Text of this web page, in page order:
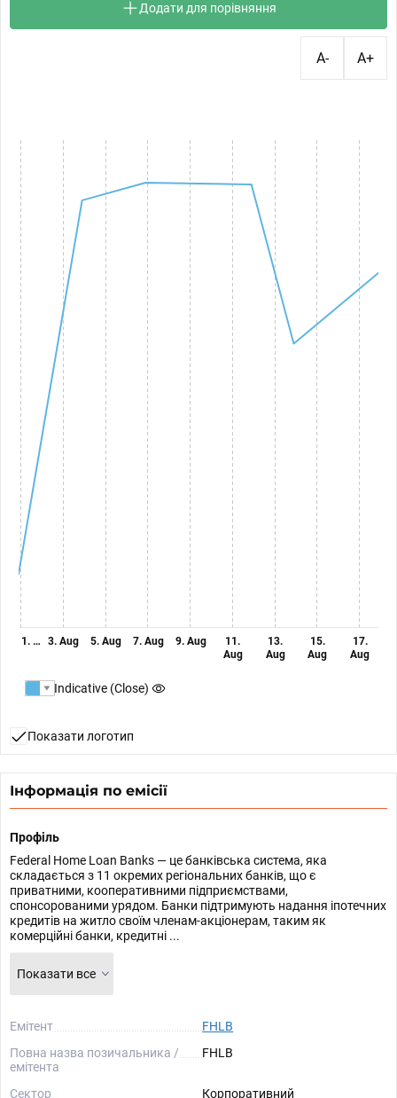
Додати для порівняння
A- A+
1. … 3. Aug 5. Aug 7. Aug 9. Aug
11.
Aug
13.
Aug
15.
Aug
17.
Aug
Indicative (Close)
Показати логотип
Інформація по емісії
Профіль
Federal Home Loan Banks — це банківська система, яка
складається з 11 окремих регіональних банків, що є
приватними, кооперативними підприємствами,
спонсорованими урядом. Банки підтримують надання іпотечних
кредитів на житло своїм членам-акціонерам, таким як
комерційні банки, кредитні ...
Показати все
Емітент
FHLB
Повна назва позичальника /
емітента
FHLB
Сектор Корпоративний